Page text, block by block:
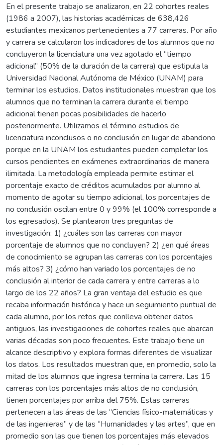
En el presente trabajo se analizaron, en 22 cohortes reales
(1986 a 2007), las historias académicas de 638,426
estudiantes mexicanos pertenecientes a 77 carreras. Por año
y carrera se calcularon los indicadores de los alumnos que no
concluyeron la licenciatura una vez agotado el “tiempo
adicional” (50% de la duración de la carrera) que estipula la
Universidad Nacional Autónoma de México (UNAM) para
terminar los estudios. Datos institucionales muestran que los
alumnos que no terminan la carrera durante el tiempo
adicional tienen pocas posibilidades de hacerlo
posteriormente. Utilizamos el término estudios de
licenciatura inconclusos o no conclusión en lugar de abandono
porque en la UNAM los estudiantes pueden completar los
cursos pendientes en exámenes extraordinarios de manera
ilimitada. La metodología empleada permite estimar el
porcentaje exacto de créditos acumulados por alumno al
momento de agotar su tiempo adicional, los porcentajes de
no conclusión oscilan entre 0 y 99% (el 100% corresponde a
los egresados). Se plantearon tres preguntas de
investigación: 1) ¿cuáles son las carreras con mayor
porcentaje de alumnos que no concluyen? 2) ¿en qué áreas
de conocimiento se agrupan las carreras con los porcentajes
más altos? 3) ¿cómo han variado los porcentajes de no
conclusión al interior de cada carrera y entre carreras a lo
largo de los 22 años? La gran ventaja del estudio es que
recaba información histórica y hace un seguimiento puntual de
cada alumno, por los retos que conlleva obtener datos
antiguos, las investigaciones de cohortes reales que abarcan
varias décadas son poco frecuentes. Este trabajo tiene un
alcance descriptivo y explora formas diferentes de visualizar
los datos. Los resultados muestran que, en promedio, solo la
mitad de los alumnos que ingresa termina la carrera. Las 15
carreras con los porcentajes más altos de no conclusión,
tienen porcentajes por arriba del 75%. Estas carreras
pertenecen a las áreas de las “Ciencias físico-matemáticas y
de las ingenieras” y de las “Humanidades y las artes”, que en
promedio son las que tienen los porcentajes más elevados